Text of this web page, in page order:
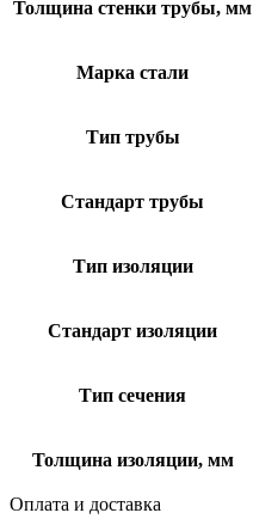
Толщина стенки трубы, мм
Марка стали
Тип трубы
Стандарт трубы
Тип изоляции
Стандарт изоляции
Тип сечения
Толщина изоляции, мм
Оплата и доставка